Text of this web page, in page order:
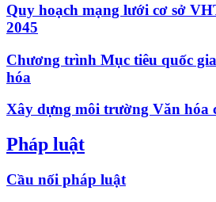
Quy hoạch mạng lưới cơ sở
2045
Chương trình Mục tiêu quốc
hóa
Xây dựng môi trường Văn hóa
Pháp luật
Cầu nối pháp luật